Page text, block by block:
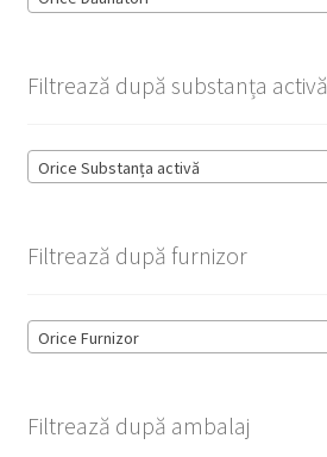
Filtrează după substanța activă
Orice Substanța activă
Filtrează după furnizor
Orice Furnizor
Filtrează după ambalaj